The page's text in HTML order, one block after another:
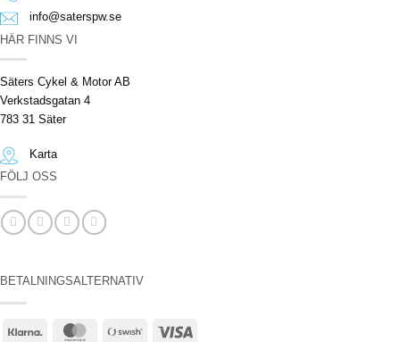
info@saterspw.se
HÄR FINNS VI
Säters Cykel & Motor AB
Verkstadsgatan 4
783 31 Säter
Karta
FÖLJ OSS
BETALNINGSALTERNATIV
Klarna MasterCardSwish